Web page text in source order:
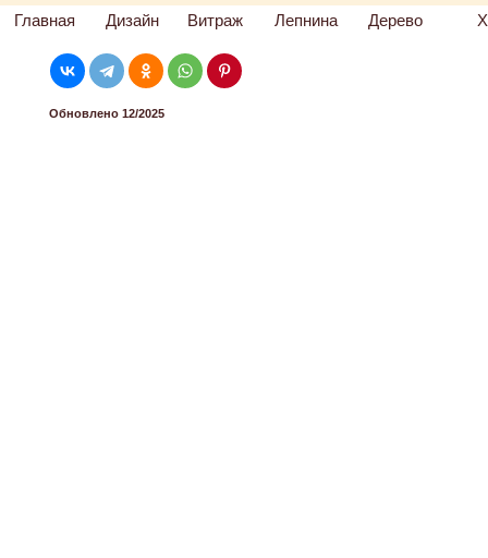
Главная Дизайн Витраж Лепнина Дерево
Обновлено 12/2025